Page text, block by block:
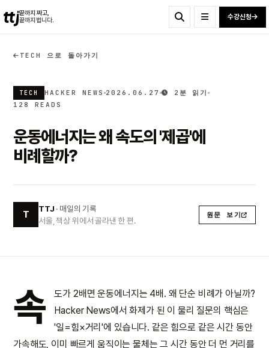
ttj끝까지 짜고,
끝까지 법니다.
수강신청
TECH 으로 돌아가기
TECH HACKER NEWS 2026.06.27
2분 읽기
128 READS
운동에너지는 왜 속도의 '제곱'에
비례할까?
T
TTJ · 매일의 기록
서울, 책상 위에서 골라낸 한 편.
원문 보기
속
도가 2배면 운동에너지는 4배. 왜 단순 비례가 아닐까?
Hacker News에서 화제가 된 이 물리 질문의 핵심은
'일=힘×거리'에 있습니다. 같은 힘으로 같은 시간 동안
가속해도, 이미 빠르게 움직이는 물체는 그 시간 동안 더 먼 거리를